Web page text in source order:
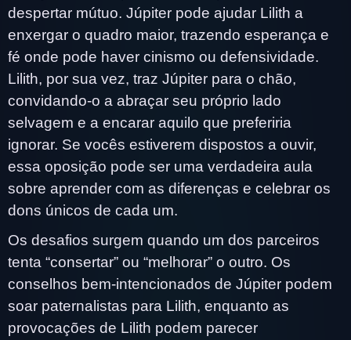
despertar mútuo. Júpiter pode ajudar Lilith a
enxergar o quadro maior, trazendo esperança e
fé onde pode haver cinismo ou defensividade.
Lilith, por sua vez, traz Júpiter para o chão,
convidando-o a abraçar seu próprio lado
selvagem e a encarar aquilo que preferiria
ignorar. Se vocês estiverem dispostos a ouvir,
essa oposição pode ser uma verdadeira aula
sobre aprender com as diferenças e celebrar os
dons únicos de cada um.
Os desafios surgem quando um dos parceiros
tenta “consertar” ou “melhorar” o outro. Os
conselhos bem-intencionados de Júpiter podem
soar paternalistas para Lilith, enquanto as
provocações de Lilith podem parecer